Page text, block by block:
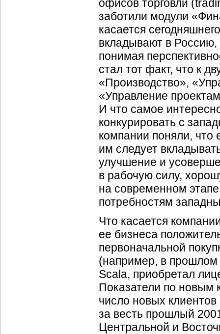
офисов торговли
заботили модули
касается
вкладывают в
понимая
стал тот факт, что к
«Производство»,
«Управление
И что самое
конкурировать с
компании поняли, что
им следует
улучшение и
в рабочую силу,
на современном
потребностям
Что касается
ее бизнеса
первоначальной
(например, в прошлом
Scala, приобретал
Показатели по новым
число новых
за весть прошлый
Центральной и